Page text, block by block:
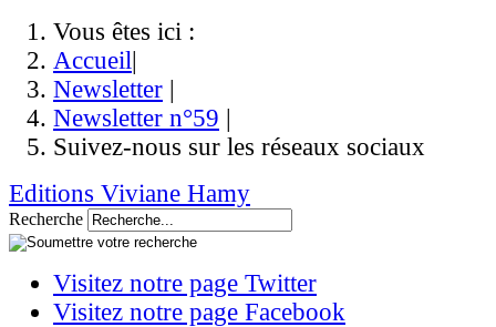
Vous êtes ici :
Accueil|
Newsletter |
Newsletter n°59 |
Suivez-nous sur les réseaux sociaux
Editions Viviane Hamy
Recherche
Visitez notre page Twitter
Visitez notre page Facebook